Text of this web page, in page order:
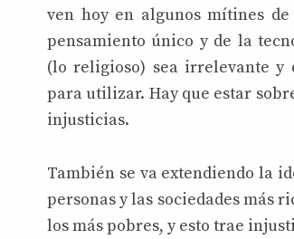
ven hoy en algunos mítines
pensamiento único y de la
(lo religioso) sea irrelevante y
para utilizar. Hay que estar
injusticias.
También se va extendiendo la
personas y las sociedades más
los más pobres, y esto trae